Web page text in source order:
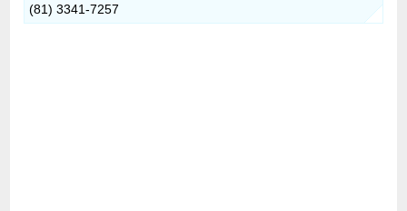
(81) 3341-7257